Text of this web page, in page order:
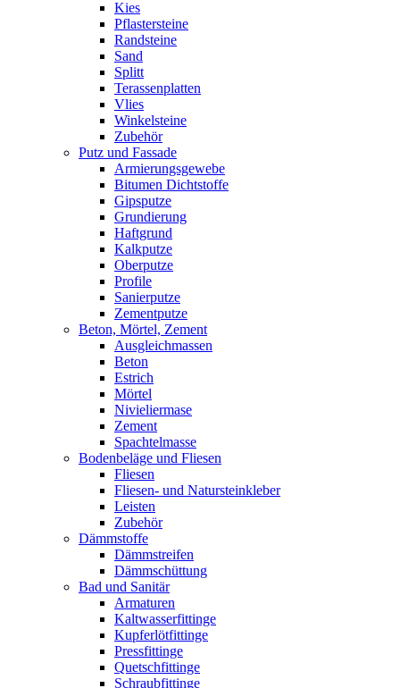
Kies
Pflastersteine
Randsteine
Sand
Splitt
Terassenplatten
Vlies
Winkelsteine
Zubehör
Putz und Fassade
Armierungsgewebe
Bitumen Dichtstoffe
Gipsputze
Grundierung
Haftgrund
Kalkputze
Oberputze
Profile
Sanierputze
Zementputze
Beton, Mörtel, Zement
Ausgleichmassen
Beton
Estrich
Mörtel
Nivieliermase
Zement
Spachtelmasse
Bodenbeläge und Fliesen
Fliesen
Fliesen- und Natursteinkleber
Leisten
Zubehör
Dämmstoffe
Dämmstreifen
Dämmschüttung
Bad und Sanitär
Armaturen
Kaltwasserfittinge
Kupferlötfittinge
Pressfittinge
Quetschfittinge
Schraubfittinge